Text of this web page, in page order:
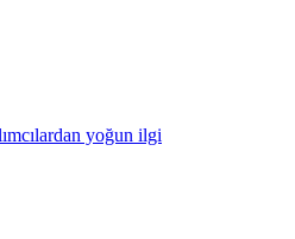
yoğun ilgi